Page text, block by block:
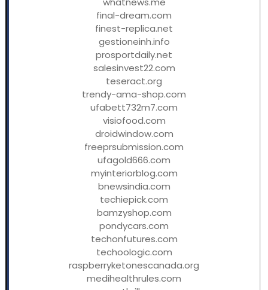
final-dream.com
finest-replica.net
gestioneinh.info
prosportdaily.net
salesinvest22.com
teseract.org
trendy-ama-shop.com
ufabett732m7.com
visiofood.com
droidwindow.com
freeprsubmission.com
ufagold666.com
myinteriorblog.com
bnewsindia.com
techiepick.com
bamzyshop.com
pondycars.com
techonfutures.com
techoologic.com
raspberryketonescanada.org
medihealthrules.com